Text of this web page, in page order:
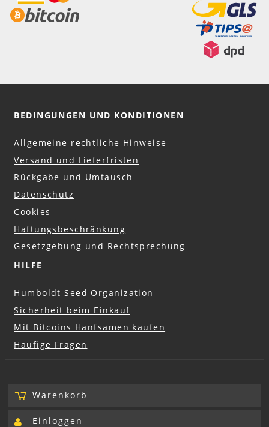
BEDINGUNGEN UND KONDITIONEN
Allgemeine rechtliche Hinweise
Versand und Lieferfristen
Rückgabe und Umtausch
Datenschutz
Cookies
Haftungsbeschränkung
Gesetzgebung und Rechtsprechung
HILFE
Humboldt Seed Organization
Sicherheit beim Einkauf
Mit Bitcoins Hanfsamen kaufen
Häufige Fragen
Warenkorb
Einloggen